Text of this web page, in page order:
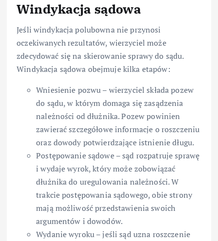
Windykacja sądowa
Jeśli windykacja polubowna nie przynosi
oczekiwanych rezultatów, wierzyciel może
zdecydować się na skierowanie sprawy do sądu.
Windykacja sądowa obejmuje kilka etapów:
Wniesienie pozwu – wierzyciel składa pozew
do sądu, w którym domaga się zasądzenia
należności od dłużnika. Pozew powinien
zawierać szczegółowe informacje o roszczeniu
oraz dowody potwierdzające istnienie długu.
Postępowanie sądowe – sąd rozpatruje sprawę
i wydaje wyrok, który może zobowiązać
dłużnika do uregulowania należności. W
trakcie postępowania sądowego, obie strony
mają możliwość przedstawienia swoich
argumentów i dowodów.
Wydanie wyroku – jeśli sąd uzna roszczenie